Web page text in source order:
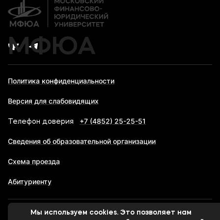
МФЮА
Политика конфиденциальности
Версия для слабовидящих
Телефон доверия +7 (4852) 25-25-51
Сведения об образовательной организации
Схема проезда
Абитуриенту
© 1998-2026 Московский финансово-юридический
Мы используем cookies. Это позволяет нам